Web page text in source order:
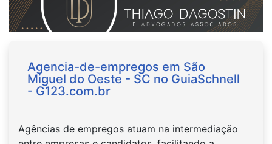
Agencia-de-empregos em São
Miguel do Oeste - SC no GuiaSchnell
- G123.com.br
Agências de empregos atuam na intermediação